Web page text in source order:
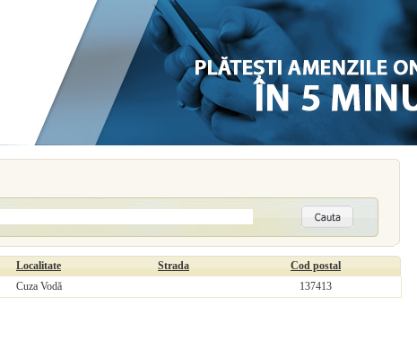
Localitate Strada
Cod postal
Cuza Vodă 137413